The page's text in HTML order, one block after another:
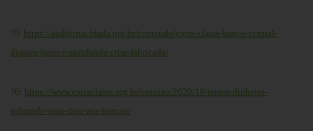
15 https://auditoriacidada.org.br/conteudo/extra-classe-banco-central-
dispara-juros-e-aprofunda-crise-fabricada/
16 https://www.extraclasse.org.br/opiniao/2020/10/temos-dinheiro-
sobrando-para-doar-aos-bancos/